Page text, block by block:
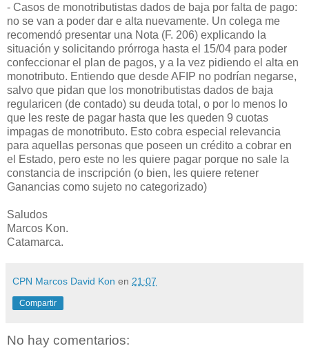
- Casos de monotributistas dados de baja por falta de pago:
no se van a poder dar e alta nuevamente. Un colega me
recomendó presentar una Nota (F. 206) explicando la
situación y solicitando prórroga hasta el 15/04 para poder
confeccionar el plan de pagos, y a la vez pidiendo el alta en
monotributo. Entiendo que desde AFIP no podrían negarse,
salvo que pidan que los monotributistas dados de baja
regularicen (de contado) su deuda total, o por lo menos lo
que les reste de pagar hasta que les queden 9 cuotas
impagas de monotributo. Esto cobra especial relevancia
para aquellas personas que poseen un crédito a cobrar en
el Estado, pero este no les quiere pagar porque no sale la
constancia de inscripción (o bien, les quiere retener
Ganancias como sujeto no categorizado)
Saludos
Marcos Kon.
Catamarca.
CPN Marcos David Kon en 21:07
Compartir
No hay comentarios: